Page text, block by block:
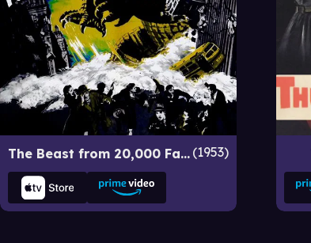
The Beast from 20,000 Fathoms 1953